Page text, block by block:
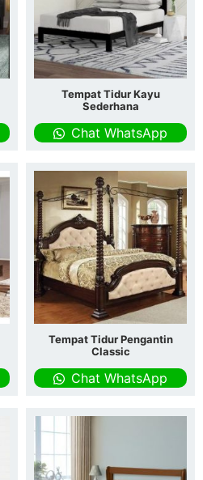
Tempat Tidur Kayu
Sederhana
Chat WhatsApp
Tempat Tidur Pengantin
Classic
Chat WhatsApp